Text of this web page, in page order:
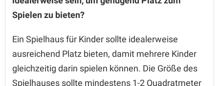
Spielen zu bieten?
Ein Spielhaus für Kinder sollte idealerweise
ausreichend Platz bieten, damit mehrere Kinder
gleichzeitig darin spielen können. Die Größe des
Spielhauses sollte mindestens 1-2 Quadratmeter